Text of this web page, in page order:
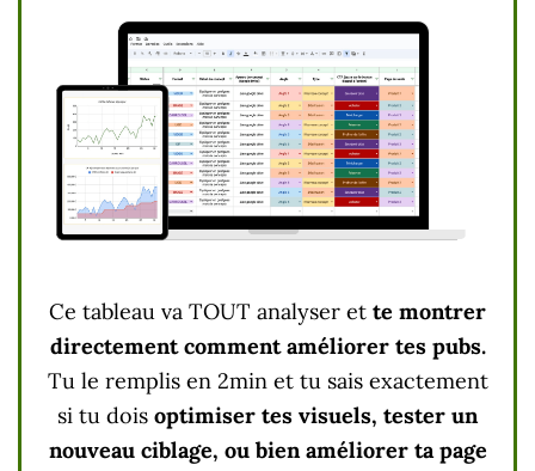
Ce tableau va TOUT analyser et te montrer
directement comment améliorer tes pubs.
Tu le remplis en 2min et tu sais exactement
si tu dois optimiser tes visuels, tester un
nouveau ciblage, ou bien améliorer ta page